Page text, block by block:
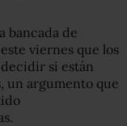
bancada de
viernes que los
si están
un argumento que